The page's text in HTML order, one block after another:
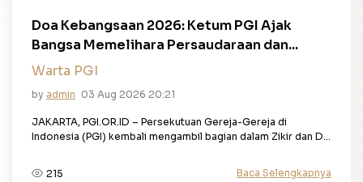
Doa Kebangsaan 2026: Ketum PGI Ajak
Bangsa Memelihara Persaudaraan dan...
Warta PGI
by admin 03 Aug 2026 20:21
JAKARTA, PGI.OR.ID – Persekutuan Gereja-Gereja di
Indonesia (PGI) kembali mengambil bagian dalam Zikir dan D...
215 Baca Selengkapnya